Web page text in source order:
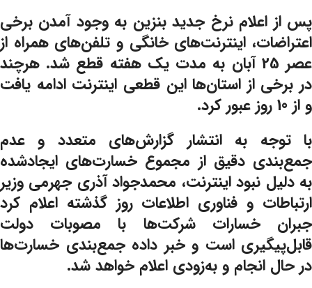
پس از اعلام نرخ جدید بنزین به وجود آمدن برخی
اعتراضات، اینترنت‌های خانگی و تلفن‌های همراه از
عصر 25 آبان به مدت یک هفته قطع شد. هرچند
در برخی از استان‌ها این قطعی اینترنت ادامه یافت
و از 10 روز عبور کرد.
با توجه به انتشار گزارش‌های متعدد و عدم
جمع‌بندی دقیق از مجموع خسارت‌های ایجادشده
به دلیل نبود اینترنت، محمدجواد آذری جهرمی وزیر
ارتباطات و فناوری اطلاعات روز گذشته اعلام کرد
جبران خسارات شرکت‌ها با مصوبات دولت
قابل‌پیگیری است و خبر داده جمع‌بندی خسارت‌ها
در حال انجام و به‌زودی اعلام خواهد شد.